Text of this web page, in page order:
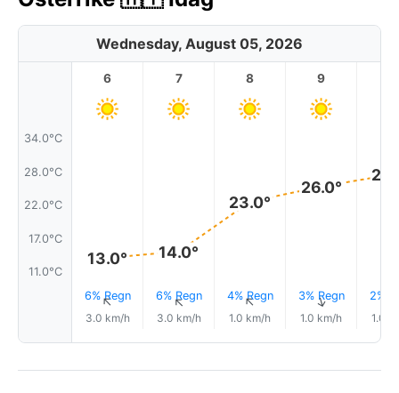
Wednesday, August 05, 2026
34.0°C
28.0°C
22.0°C
17.0°C
11.0°C
6
13.0°
6% Regn
↑
3.0 km/h
7
14.0°
6% Regn
↑
3.0 km/h
8
23.0°
4% Regn
↑
1.0 km/h
9
26.0°
3% Regn
↑
1.0 km/h
2%
1.0